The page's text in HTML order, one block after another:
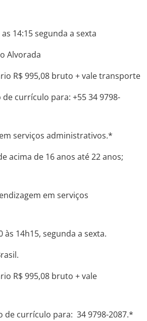
14:15 segunda a sexta
Alvorada
R$ 995,08 bruto + vale transporte
currículo para: +55 34 9798-
serviços administrativos.*
acima de 16 anos até 22 anos;
em serviços
14h15, segunda a sexta.
R$ 995,08 bruto + vale
de currículo para: 34 9798-2087.*